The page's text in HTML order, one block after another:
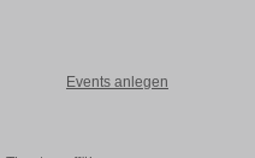
Events anlegen